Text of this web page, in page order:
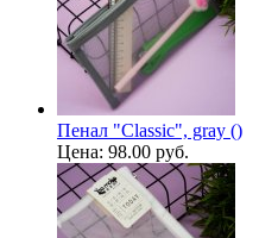
Пенал "Classic", gray ()
Цена: 98.00 руб.